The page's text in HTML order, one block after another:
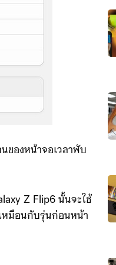
ของหน้าจอเวลาพับ
Z Flip6 นั้นจะใช้
หมือนกับรุ่นก่อนหน้า